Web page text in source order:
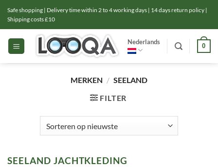
naar
inhoud
Safe shopping | Delivery time within 2 to 4 working days | 14 days return policy |
Shipping costs £10
Nederlands
0
MERKEN / SEELAND
FILTER
SEELAND JACHTKLEDING